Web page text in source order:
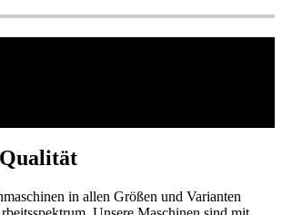
in allen Größen und Varianten